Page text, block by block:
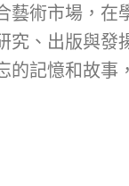
藝術市場，
、出版與
記憶和故事